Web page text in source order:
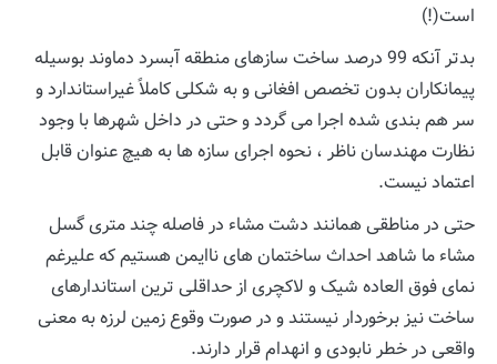
است(!)
بدتر آنکه 99 درصد ساخت سازهای منطقه آبسرد دماوند بوسیله
پیمانکاران بدون تخصص افغانی و به شکلی کاملاً غیراستاندارد و
سر هم بندی شده اجرا می گردد و حتی در داخل شهرها با وجود
نظارت مهندسان ناظر ، نحوه اجرای سازه ها به هیچ عنوان قابل
اعتماد نیست.
حتی در مناطقی همانند دشت مشاء در فاصله چند متری گسل
مشاء ما شاهد احداث ساختمان های ناایمن هستیم که علیرغم
نمای فوق العاده شیک و لاکچری از حداقلی ترین استاندارهای
ساخت نیز برخوردار نیستند و در صورت وقوع زمین لرزه به معنی
واقعی در خطر نابودی و انهدام قرار دارند.